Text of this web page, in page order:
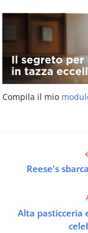
Compila il mio
Reese's
Alta pasticceria